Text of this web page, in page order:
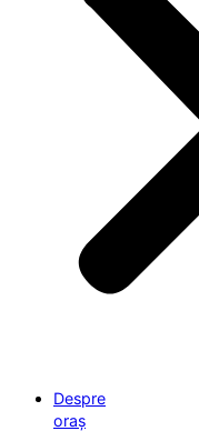
Despre
oraș